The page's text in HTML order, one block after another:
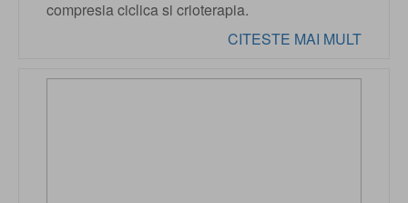
compresia ciclica si crioterapia.
CITESTE MAI MULT